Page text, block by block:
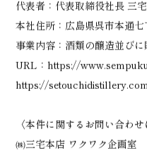
代表者：代表取締役社長 三
本社住所：広島県呉市本通七
事業内容：酒類の醸造並び
URL： https://
https://
〈本件に関するお問い合わせ
㈱三宅本店 ワクワク企画